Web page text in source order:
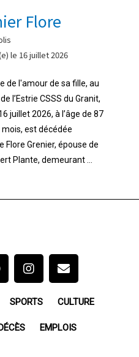
Flore
le 16 juillet 2026
de l'amour de sa fille, au
l’Estrie CSSS du Granit,
juillet 2026, à l’âge de 87
mois, est décédée
Flore Grenier, épouse de
Plante, demeurant ...
SPORTS CULTURE
EMPLOIS